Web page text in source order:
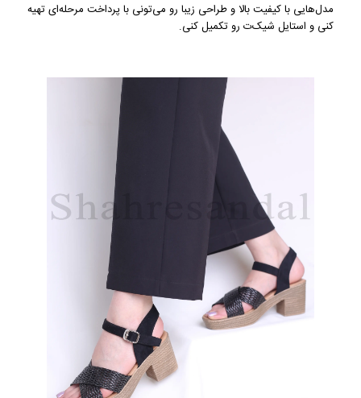
مدل‌هایی با کیفیت بالا و طراحی زیبا رو می‌تونی با پرداخت مرحله‌ای تهیه
کنی و استایل شیک‌ت رو تکمیل کنی.